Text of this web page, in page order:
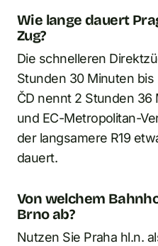
Wie lange dauert
Zug?
Die schnelleren
Stunden 30 Minuten
ČD nennt 2 Stunden
und EC-Metropolitan-
der langsamere R19
dauert.
Von welchem
Brno ab?
Nutzen Sie Praha hl.n.